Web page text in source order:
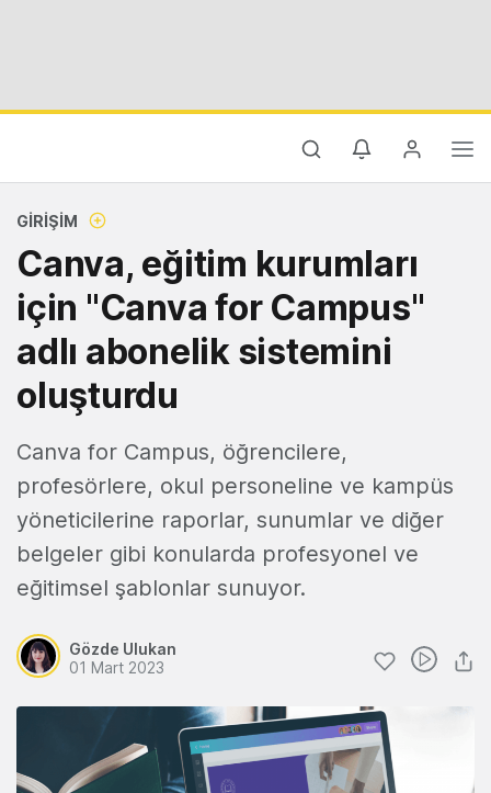
GIRIŞIM
Canva, eğitim kurumları
için "Canva for Campus"
adlı abonelik sistemini
oluşturdu
Canva for Campus, öğrencilere,
profesörlere, okul personeline ve kampüs
yöneticilerine raporlar, sunumlar ve diğer
belgeler gibi konularda profesyonel ve
eğitimsel şablonlar sunuyor.
Gözde Ulukan
01 Mart 2023